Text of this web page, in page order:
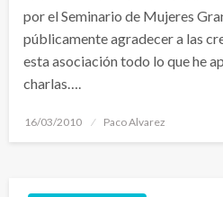
por el Seminario de Mujeres
públicamente agradecer a las
esta asociación todo lo que he
charlas….
Publicado
16/03/2010 Paco Alvarez